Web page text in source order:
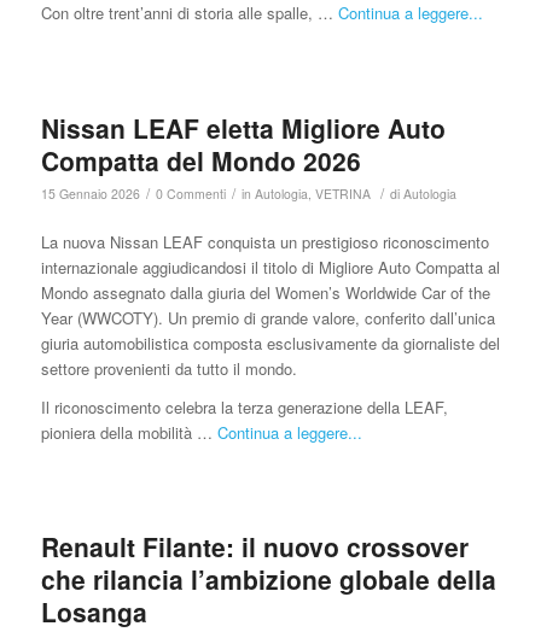
Con oltre trent’anni di storia alle spalle, … Continua a leggere...
Nissan LEAF eletta Migliore Auto
Compatta del Mondo 2026
15 Gennaio 2026 / 0 Commenti / in Autologia VETRINA / di Autologia
La nuova Nissan LEAF conquista un prestigioso riconoscimento
internazionale aggiudicandosi il titolo di Migliore Auto Compatta al
Mondo assegnato dalla giuria del Women’s Worldwide Car of the
Year (WWCOTY). Un premio di grande valore, conferito dall’unica
giuria automobilistica composta esclusivamente da giornaliste del
settore provenienti da tutto il mondo.
Il riconoscimento celebra la terza generazione della LEAF,
pioniera della mobilità … Continua a leggere...
Renault Filante: il nuovo crossover
che rilancia l’ambizione globale della
Losanga